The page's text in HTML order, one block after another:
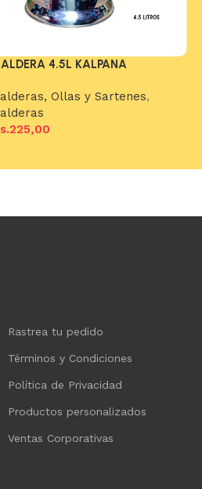
4.5L KALPANA
Ollas y Sartenes,
225,00
Rastrea tu pedido
Términos y Condiciones
Política de Privacidad
Productos personalizados
Ventas Corporativas